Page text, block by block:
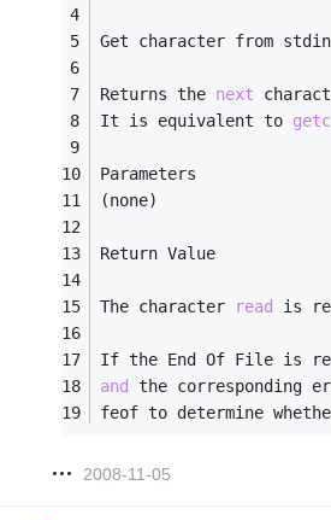
Get character from stdin
Returns the next
It is equivalent to getc
Parameters
(none)
Return Value
The character read is
If the End Of File is
and
the corresponding
feof to determine
2008-11-05